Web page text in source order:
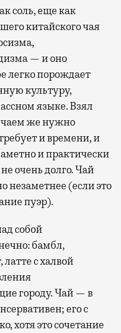
соль, еще как
китайского чая
— и оно
легко порождает
культуру,
языке. Взял
же нужно
и времени, и
и практически
очень долго. Чай
незаметнее (если это
пуэр).
собой
бамбл,
с халвой
городу. Чай — в
его с
хотя это сочетание